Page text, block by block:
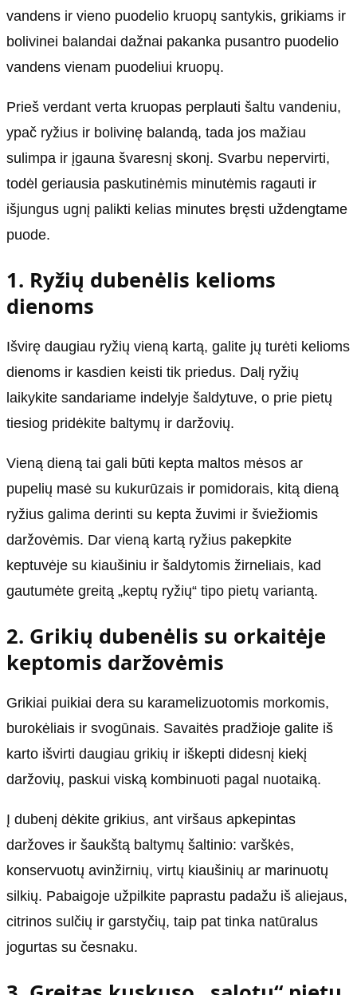
vandens ir vieno puodelio kruopų santykis, grikiams ir
bolivinei balandai dažnai pakanka pusantro puodelio
vandens vienam puodeliui kruopų.
Prieš verdant verta kruopas perplauti šaltu vandeniu,
ypač ryžius ir bolivinę balandą, tada jos mažiau
sulimpa ir įgauna švaresnį skonį. Svarbu nepervirti,
todėl geriausia paskutinėmis minutėmis ragauti ir
išjungus ugnį palikti kelias minutes bręsti uždengtame
puode.
1. Ryžių dubenėlis kelioms
dienoms
Išvirę daugiau ryžių vieną kartą, galite jų turėti kelioms
dienoms ir kasdien keisti tik priedus. Dalį ryžių
laikykite sandariame indelyje šaldytuve, o prie pietų
tiesiog pridėkite baltymų ir daržovių.
Vieną dieną tai gali būti kepta maltos mėsos ar
pupelių masė su kukurūzais ir pomidorais, kitą dieną
ryžius galima derinti su kepta žuvimi ir šviežiomis
daržovėmis. Dar vieną kartą ryžius pakepkite
keptuvėje su kiaušiniu ir šaldytomis žirneliais, kad
gautumėte greitą „keptų ryžių“ tipo pietų variantą.
2. Grikių dubenėlis su orkaitėje
keptomis daržovėmis
Grikiai puikiai dera su karamelizuotomis morkomis,
burokėliais ir svogūnais. Savaitės pradžioje galite iš
karto išvirti daugiau grikių ir iškepti didesnį kiekį
daržovių, paskui viską kombinuoti pagal nuotaiką.
Į dubenį dėkite grikius, ant viršaus apkepintas
daržoves ir šaukštą baltymų šaltinio: varškės,
konservuotų avinžirnių, virtų kiaušinių ar marinuotų
silkių. Pabaigoje užpilkite paprastu padažu iš aliejaus,
citrinos sulčių ir garstyčių, taip pat tinka natūralus
jogurtas su česnaku.